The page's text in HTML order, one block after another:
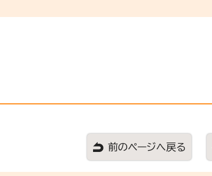
前のページへ戻る